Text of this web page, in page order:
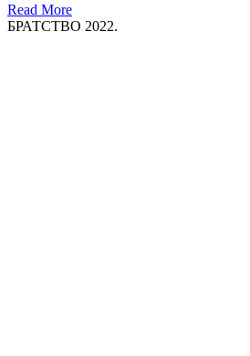
Read More
БРАТСТВО 2022.